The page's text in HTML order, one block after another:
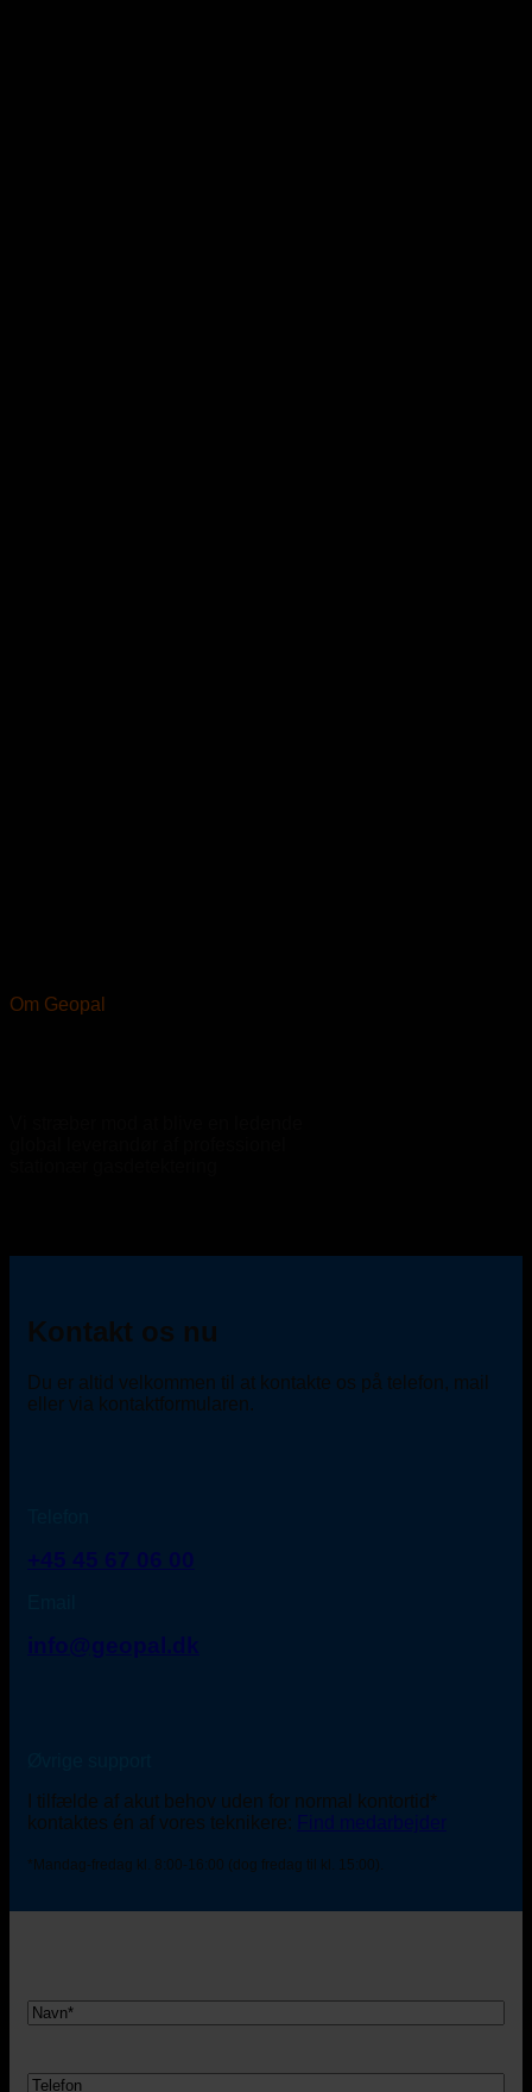
Om Geopal
Kontakt os nu
Du er altid velkommen til at kontakte os på telefon, mail
eller via kontaktformularen.
I tilfælde af akut behov uden for normal kontortid*
kontaktes én af vores teknikere:
*Mandag-fredag kl. 8:00-16:00 (dog fredag til kl. 15:00).
Navn
Telefon